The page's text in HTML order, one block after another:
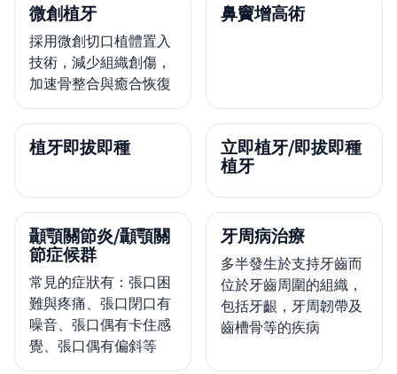
微創植牙
採用微創切口植體置入
技術，減少組織創傷，
加速骨整合與癒合恢復
鼻竇增高術
植牙即拔即種
立即植牙/即拔即種
植牙
顳顎關節炎/顳顎關
節症候群
常見的症狀有：張口困
難與疼痛、張口閉口有
噪音、張口偶有卡住感
覺、張口偶有偏斜等
牙周病治療
多半發生於支持牙齒而
位於牙齒周圍的組織，
包括牙齦，牙周韌帶及
齒槽骨等的疾病